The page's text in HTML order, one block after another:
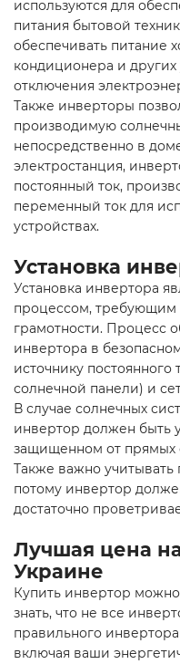
используются для
питания бытовой
обеспечивать питание
кондиционера и других
отключения
Также инверторы
производимую
непосредственно в
электростанция,
постоянный ток,
переменный ток для
устройствах.
Установка
Установка инвертора
процессом, требующим
грамотности. Процесс
инвертора в
источнику
солнечной панели) и
В случае солнечных
инвертор должен быть
защищенном от прямых
Также важно
потому инвертор
достаточно
Лучшая цена
Украине
Купить инвертор
знать, что не все
правильного
включая ваши